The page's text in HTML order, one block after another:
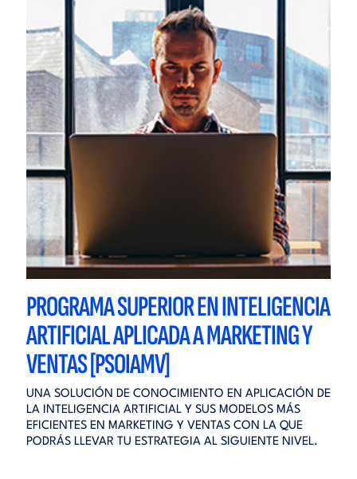
PROGRAMA SUPERIOR EN INTELIGENCIA
ARTIFICIAL APLICADA A MARKETING Y
VENTAS [PSOIAMV]
UNA SOLUCIÓN DE CONOCIMIENTO EN APLICACIÓN DE
LA INTELIGENCIA ARTIFICIAL Y SUS MODELOS MÁS
EFICIENTES EN MARKETING Y VENTAS CON LA QUE
PODRÁS LLEVAR TU ESTRATEGIA AL SIGUIENTE NIVEL.